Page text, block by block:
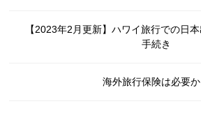
【2023年2月更新】ハワイ旅行での日
手続き
海外旅行保険は必要か